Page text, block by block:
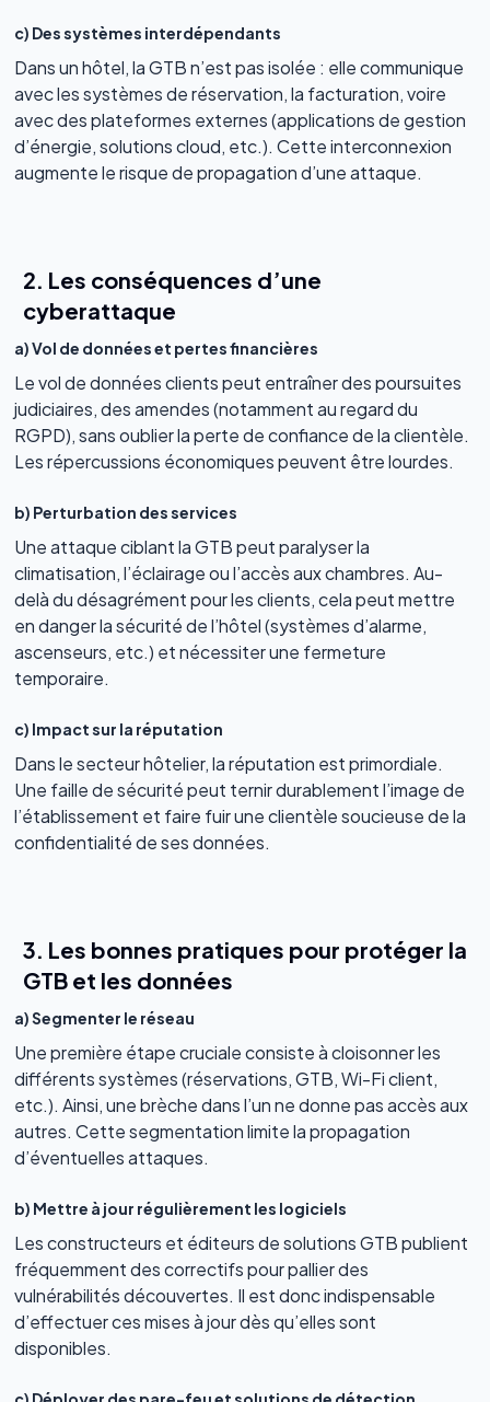
c) Des systèmes interdépendants
Dans un hôtel, la GTB n’est pas isolée : elle communique
avec les systèmes de réservation, la facturation, voire
avec des plateformes externes (applications de gestion
d’énergie, solutions cloud, etc.). Cette interconnexion
augmente le risque de propagation d’une attaque.
2. Les conséquences d’une
cyberattaque
a) Vol de données et pertes financières
Le vol de données clients peut entraîner des poursuites
judiciaires, des amendes (notamment au regard du
RGPD), sans oublier la perte de confiance de la clientèle.
Les répercussions économiques peuvent être lourdes.
b) Perturbation des services
Une attaque ciblant la GTB peut paralyser la
climatisation, l’éclairage ou l’accès aux chambres. Au-
delà du désagrément pour les clients, cela peut mettre
en danger la sécurité de l’hôtel (systèmes d’alarme,
ascenseurs, etc.) et nécessiter une fermeture
temporaire.
c) Impact sur la réputation
Dans le secteur hôtelier, la réputation est primordiale.
Une faille de sécurité peut ternir durablement l’image de
l’établissement et faire fuir une clientèle soucieuse de la
confidentialité de ses données.
3. Les bonnes pratiques pour protéger la
GTB et les données
a) Segmenter le réseau
Une première étape cruciale consiste à cloisonner les
différents systèmes (réservations, GTB, Wi-Fi client,
etc.). Ainsi, une brèche dans l’un ne donne pas accès aux
autres. Cette segmentation limite la propagation
d’éventuelles attaques.
b) Mettre à jour régulièrement les logiciels
Les constructeurs et éditeurs de solutions GTB publient
fréquemment des correctifs pour pallier des
vulnérabilités découvertes. Il est donc indispensable
d’effectuer ces mises à jour dès qu’elles sont
disponibles.